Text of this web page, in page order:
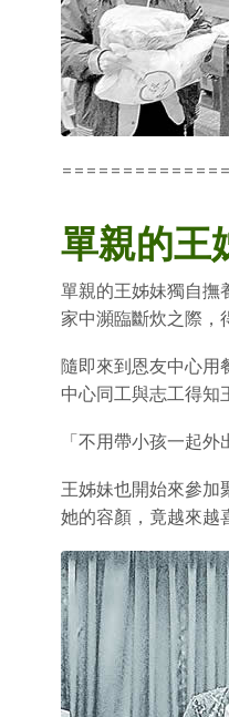
單親的王
單親的王姊妹獨自撫
家中瀕臨斷炊之際
隨即來到恩友中心用
中心同工與志工得知
「不用帶小孩一起
王姊妹也開始來參
她的容顏，竟越來越